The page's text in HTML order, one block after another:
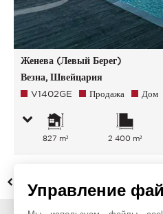
Женева (Левый Берег)
Везна, Швейцария
V1402GE Продажа Дом
827 m² 2 400 m²
НАЗАД
Управление